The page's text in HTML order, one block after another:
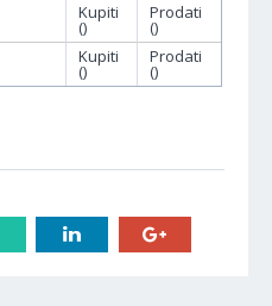
Kupiti
()
Prodati
()
Kupiti
()
Prodati
()